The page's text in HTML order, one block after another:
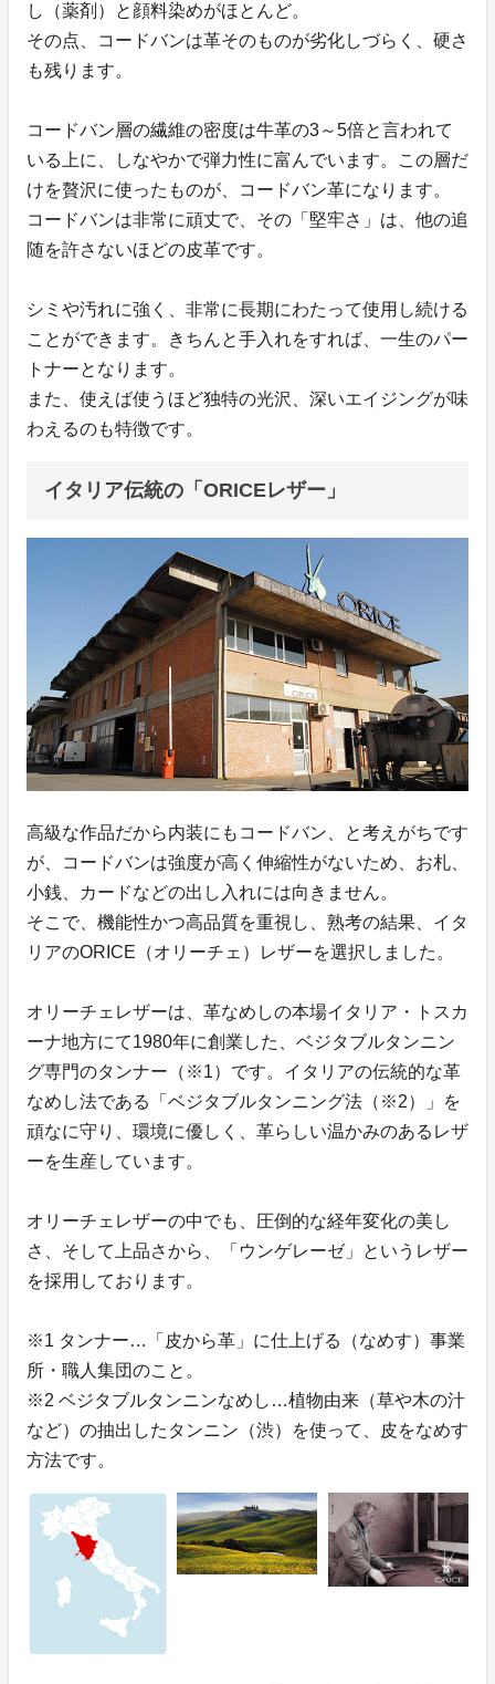
し（薬剤）と顔料染めがほとんど。
その点、コードバンは革そのものが劣化しづらく、硬さ
も残ります。
コードバン層の繊維の密度は牛革の3～5倍と言われて
いる上に、しなやかで弾力性に富んでいます。この層だ
けを贅沢に使ったものが、コードバン革になります。
コードバンは非常に頑丈で、その「堅牢さ」は、他の追
随を許さないほどの皮革です。
シミや汚れに強く、非常に長期にわたって使用し続ける
ことができます。きちんと手入れをすれば、一生のパー
トナーとなります。
また、使えば使うほど独特の光沢、深いエイジングが味
わえるのも特徴です。
イタリア伝統の「ORICEレザー」
高級な作品だから内装にもコードバン、と考えがちです
が、コードバンは強度が高く伸縮性がないため、お札、
小銭、カードなどの出し入れには向きません。
そこで、機能性かつ高品質を重視し、熟考の結果、イタ
リアのORICE（オリーチェ）レザーを選択しました。
オリーチェレザーは、革なめしの本場イタリア・トスカ
ーナ地方にて1980年に創業した、ベジタブルタンニン
グ専門のタンナー（※1）です。イタリアの伝統的な革
なめし法である「ベジタブルタンニング法（※2）」を
頑なに守り、環境に優しく、革らしい温かみのあるレザ
ーを生産しています。
オリーチェレザーの中でも、圧倒的な経年変化の美し
さ、そして上品さから、「ウンゲレーゼ」というレザー
を採用しております。
※1 タンナー…「皮から革」に仕上げる（なめす）事業
所・職人集団のこと。
※2 ベジタブルタンニンなめし…植物由来（草や木の汁
など）の抽出したタンニン（渋）を使って、皮をなめす
方法です。